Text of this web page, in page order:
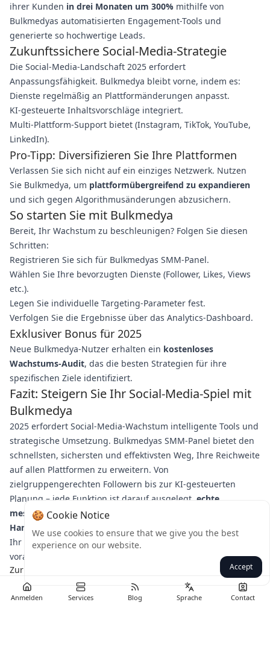
Anmelden Services Blog Sprache Contact
ihrer Kunden in drei Monaten um 300% mithilfe von
Bulkmedyas automatisierten Engagement-Tools und
generierte so hochwertige Leads.
Zukunftssichere Social-Media-Strategie
Die Social-Media-Landschaft 2025 erfordert
Anpassungsfähigkeit. Bulkmedya bleibt vorne, indem es:
Dienste regelmäßig an Plattformänderungen anpasst.
KI-gesteuerte Inhaltsvorschläge integriert.
Multi-Plattform-Support bietet (Instagram, TikTok, YouTube,
LinkedIn).
Pro-Tipp: Diversifizieren Sie Ihre Plattformen
Verlassen Sie sich nicht auf ein einziges Netzwerk. Nutzen
Sie Bulkmedya, um plattformübergreifend zu expandieren
und sich gegen Algorithmusänderungen abzusichern.
So starten Sie mit Bulkmedya
Bereit, Ihr Wachstum zu beschleunigen? Folgen Sie diesen
Schritten:
Registrieren Sie sich für Bulkmedyas SMM-Panel.
Wählen Sie Ihre bevorzugten Dienste (Follower, Likes, Views
etc.).
Legen Sie individuelle Targeting-Parameter fest.
Verfolgen Sie die Ergebnisse über das Analytics-Dashboard.
Exklusiver Bonus für 2025
Neue Bulkmedya-Nutzer erhalten ein kostenloses
Wachstums-Audit, das die besten Strategien für ihre
spezifischen Ziele identifiziert.
Fazit: Steigern Sie Ihr Social-Media-Spiel mit
Bulkmedya
2025 erfordert Social-Media-Wachstum intelligente Tools und
strategische Umsetzung. Bulkmedyas SMM-Panel bietet den
schnellsten, sichersten und effektivsten Weg, Ihre Reichweite
auf allen Plattformen zu erweitern. Von
zielgruppengerechten Followern bis zur KI-gesteuerten
Planung – jede Funktion ist darauf ausgelegt, echte,
messbare Ergebnissezu liefern.
Handeln Sie jetzt: Besuchen Sie die Bulkmedya-Website, um
Ihr Social-Media-Potenzial zu entfesseln und der Konkurrenz
voraus zu sein!
Zurück
🍪 Cookie Notice
We use cookies to ensure that we give you the best
experience on our website.
Accept